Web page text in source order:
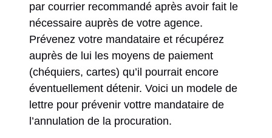
par courrier recommandé après avoir fait le
nécessaire auprès de votre agence.
Prévenez votre mandataire et récupérez
auprès de lui les moyens de paiement
(chéquiers, cartes) qu’il pourrait encore
éventuellement détenir. Voici un modele de
lettre pour prévenir vottre mandataire de
l’annulation de la procuration.